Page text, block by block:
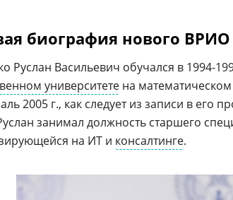
биография нового ВРИО
Руслан Васильевич обучался в 1994-
университете на математическом
2005 г., как следует из записи в его
занимал должность старшего
на ИТ и консалтинге.